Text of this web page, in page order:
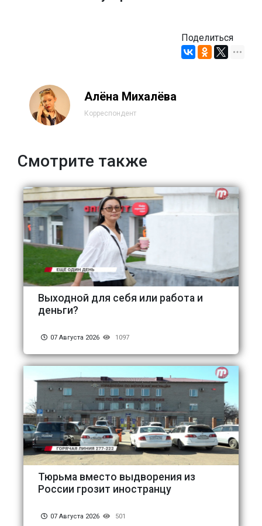
Поделиться
Алёна Михалёва
Корреспондент
Смотрите также
Выходной для себя или работа и
деньги?
07 Августа 2026 1097
Тюрьма вместо выдворения из
России грозит иностранцу
07 Августа 2026 501